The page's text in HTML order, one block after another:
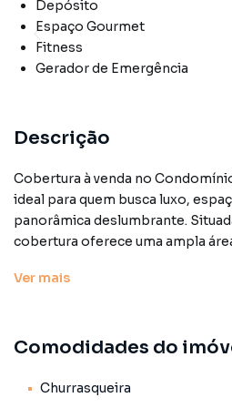
Depósito
Espaço Gourmet
Fitness
Gerador de Emergência
Descrição
Cobertura à venda no
ideal para quem busca luxo,
panorâmica deslumbrante.
cobertura oferece uma ampla
para garantir o máximo de
banheiros, incluindo banheiro Sr.
determinadas, garantindo
Ver mais
Comodidades do
Churrasqueira